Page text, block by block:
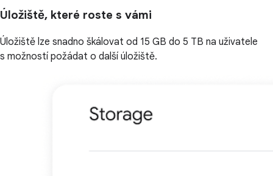
Úložiště, které roste s vámi
Úložiště lze snadno škálovat od 15 GB do 5 TB na uživatele
s možností požádat o další úložiště.